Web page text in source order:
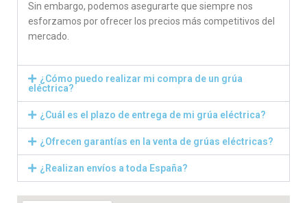
Sin embargo, podemos asegurarte que siempre nos
esforzamos por ofrecer los precios más competitivos del
mercado.
¿Cómo puedo realizar mi compra de un grúa
eléctrica?
¿Cuál es el plazo de entrega de mi grúa eléctrica?
¿Ofrecen garantías en la venta de grúas eléctricas?
¿Realizan envíos a toda España?